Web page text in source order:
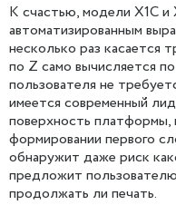
К счастью, модели X1C
автоматизированным
несколько раз касается
по Z само вычисляется
пользователя не
имеется современный
поверхность платформы,
формировании первого
обнаружит даже риск
предложит
продолжать ли печать.